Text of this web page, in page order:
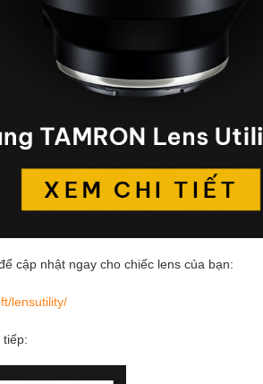
cập nhật ngay cho chiếc lens của bạn:
lensutility/